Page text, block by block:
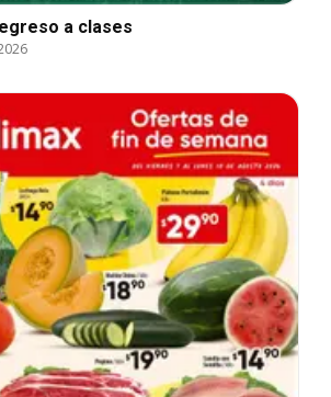
a clases